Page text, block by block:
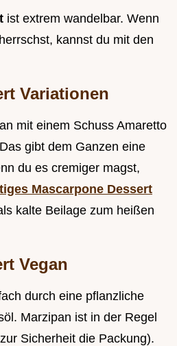
ist extrem wandelbar. Wenn
kannst du mit den
Variationen
mit einem Schuss Amaretto
gibt dem Ganzen eine
du es cremiger magst,
Mascarpone Dessert
kalte Beilage zum heißen
Vegan
durch eine pflanzliche
Marzipan ist in der Regel
Sicherheit die Packung).